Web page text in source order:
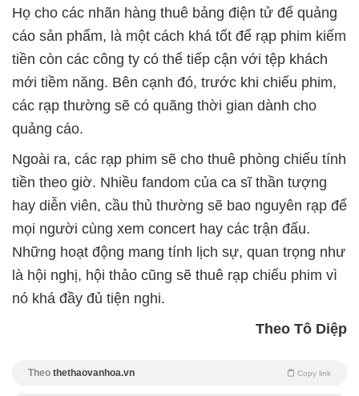
Họ cho các nhãn hàng thuê bảng điện tử để quảng
cáo sản phẩm, là một cách khá tốt để rạp phim kiếm
tiền còn các công ty có thể tiếp cận với tệp khách
mới tiềm năng. Bên cạnh đó, trước khi chiếu phim,
các rạp thường sẽ có quãng thời gian dành cho
quảng cáo.
Ngoài ra, các rạp phim sẽ cho thuê phòng chiếu tính
tiền theo giờ. Nhiều fandom của ca sĩ thần tượng
hay diễn viên, cầu thủ thường sẽ bao nguyên rạp để
mọi người cùng xem concert hay các trận đấu.
Những hoạt động mang tính lịch sự, quan trọng như
là hội nghị, hội thảo cũng sẽ thuê rạp chiếu phim vì
nó khá đầy đủ tiện nghi.
Theo Tô Diệp
Theo thethaovanhoa.vn Copy link